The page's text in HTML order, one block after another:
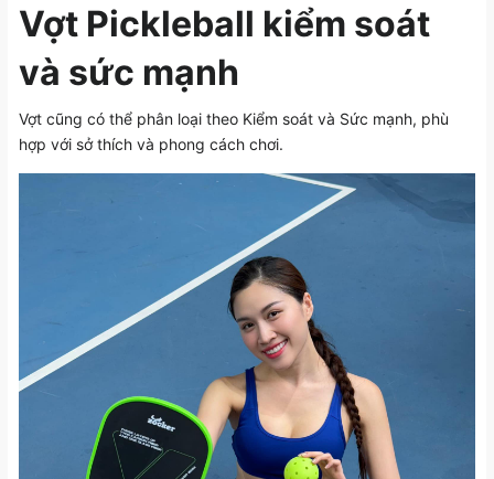
Vợt Pickleball kiểm soát
và sức mạnh
Vợt cũng có thể phân loại theo Kiểm soát và Sức mạnh, phù
hợp với sở thích và phong cách chơi.